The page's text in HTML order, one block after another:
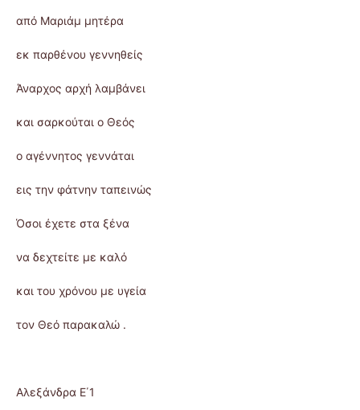
από Μαριάμ μητέρα
εκ παρθένου γεννηθείς
Άναρχος αρχή λαμβάνει
και σαρκούται ο Θεός
ο αγέννητος γεννάται
εις την φάτνην ταπεινώς
Όσοι έχετε στα ξένα
να δεχτείτε με καλό
και του χρόνου με υγεία
τον Θεό παρακαλώ .
Αλεξάνδρα Ε΄1